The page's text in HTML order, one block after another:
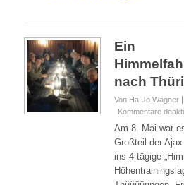
…Continue Reading →
nach
Von Ha-Jo Wagner
Kommentare
Am 8. Mai war
Großteil der